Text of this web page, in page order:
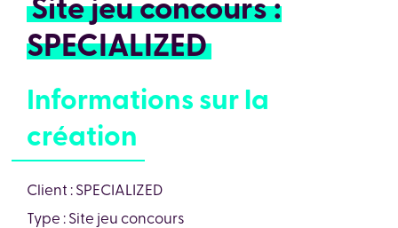
SPECIALIZED
Informations sur la
création
Client : SPECIALIZED
Type : Site jeu concours